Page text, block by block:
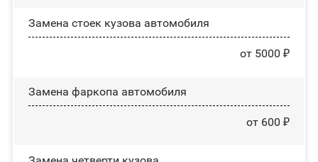
Замена стоек кузова автомобиля
от 5000 ₽
Замена фаркопа автомобиля
от 600 ₽